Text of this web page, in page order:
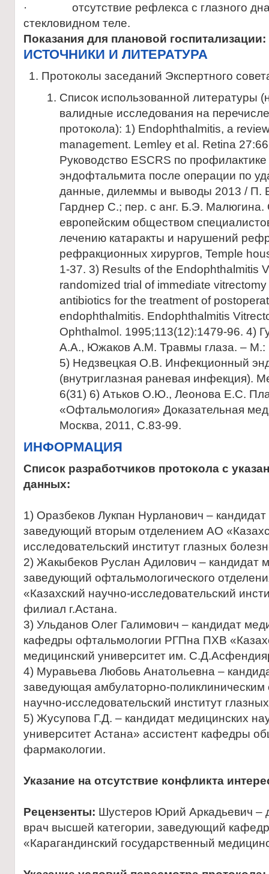
· отсутствие рефлекса с глазного дна,
стекловидном теле.
Показания для плановой госпитализации:
ИСТОЧНИКИ И ЛИТЕРАТУРА
Протоколы заседаний Экспертного
Список использованной литературы
валидные исследования на
протокола): 1) Endophthalmitis, a
management. Lemley et al. Retina
Руководство ESCRS по
эндофтальмита после операции по
данные, дилеммы и выводы 2013 / П.
Гарднер С.; пер. с анг. Б.Э. Малюгина.
европейским обществом
лечению катаракты и нарушений
рефракционных хирургов, Temple
1-37. 3) Results of the Endophthalmitis
randomized trial of immediate
antibiotics for the treatment of
endophthalmitis. Endophthalmitis
Ophthalmol. 1995;113(12):1479-96. 4)
А.А., Южаков А.М. Травмы глаза. – М.:
5) Недзвецкая О.В. Инфекционный
(внутриглазная раневая инфекция).
6(31) 6) Атьков О.Ю., Леонова Е.С.
«Офтальмология» Доказательная
Москва, 2011, С.83-99.
ИНФОРМАЦИЯ
Список разработчиков протокола с
данных:
1) Оразбеков Лукпан Нурланович –
заведующий вторым отделением АО
исследовательский институт глазных
2) Жакыбеков Руслан Адилович – кандидат
заведующий офтальмологического
«Казахский научно-исследовательский
филиал г.Астана.
3) Ульданов Олег Галимович – кандидат
кафедры офтальмологии РГПна ПХВ
медицинский университет им.
4) Муравьева Любовь Анатольевна –
заведующая амбулаторно-
научно-исследовательский институт
5) Жусупова Г.Д. – кандидат медицинских
университет Астана» ассистент кафедры
фармакологии.
Указание на отсутствие конфликта
Рецензенты: Шустеров Юрий Аркадьевич –
врач высшей категории, заведующий
«Карагандинский государственный